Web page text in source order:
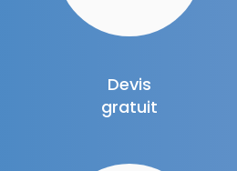
Devis
gratuit